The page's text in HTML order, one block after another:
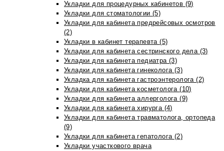
Укладки для процедурных кабинетов (9)
Укладки для стоматологии (5)
Укладки для кабинета предрейсовых осмотров
(2)
Укладки в кабинет терапевта (5)
Укладки для кабинета сестринского дела (3)
Укладки для кабинета педиатра (3)
Укладки для кабинета гинеколога (3)
Укладка для кабинета гастроэнтеролога (2)
Укладки для кабинета косметолога (10)
Укладки для кабинета аллерголога (9)
Укладки для кабинета хирурга (4)
Укладки для кабинета травматолога, ортопеда
(9)
Укладки для кабинета гепатолога (2)
Укладки участкового врача